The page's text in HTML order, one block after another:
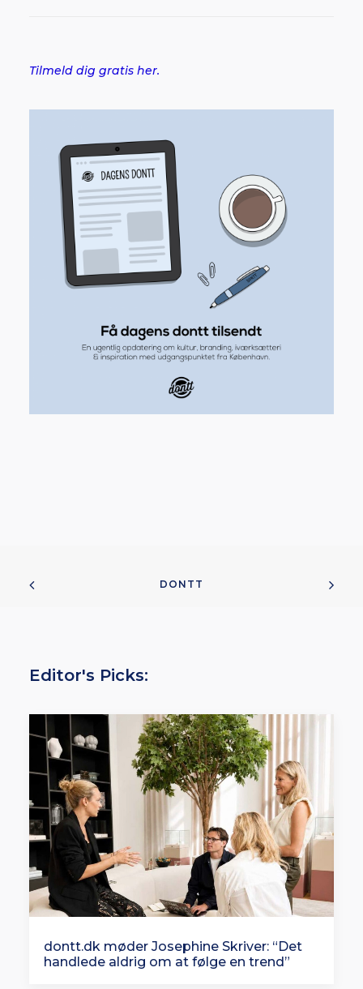
Tilmeld dig gratis her.
DONTT
Editor's Picks:
dontt.dk møder Josephine Skriver: “Det
handlede aldrig om at følge en trend”